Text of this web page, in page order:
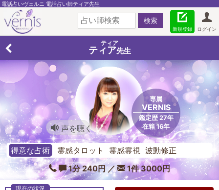
電話占いヴェルニ 電話占い師ティア先生
ログイン
新規登録
ティア
ティア先生
専属
VERNIS
鑑定歴 27年
在籍 16年
声を聴く
得意な占術
霊感タロット 霊感霊視 波動修正
1分 240円 ／
1件 3000円